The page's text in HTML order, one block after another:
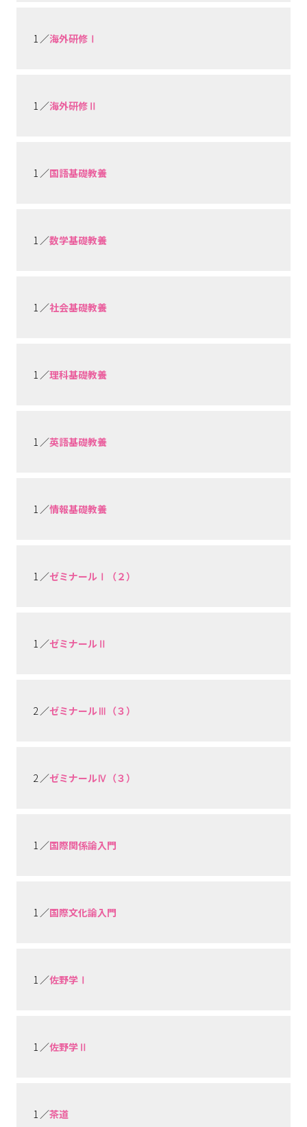
1 ／海外研修Ⅰ
1 ／海外研修Ⅱ
1 ／国語基礎教養
1 ／数学基礎教養
1 ／社会基礎教養
1 ／理科基礎教養
1 ／英語基礎教養
1 ／情報基礎教養
1 ／ゼミナールⅠ（２）
1 ／ゼミナールⅡ
2 ／ゼミナールⅢ（３）
2 ／ゼミナールⅣ（３）
1 ／国際関係論入門
1 ／国際文化論入門
1 ／佐野学Ⅰ
1 ／佐野学Ⅱ
1 ／茶道